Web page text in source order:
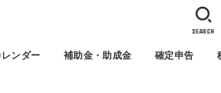
ンダー 補助金・助成金 確定申告
SEARCH